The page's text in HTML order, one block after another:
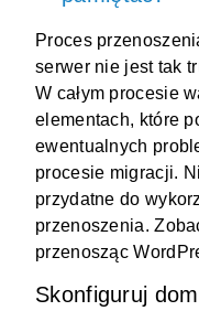
Proces
serwer nie jest tak
W całym procesie
elementach, które
ewentualnych
procesie migracji.
przydatne do
przenoszenia.
przenosząc
Skonfiguruj